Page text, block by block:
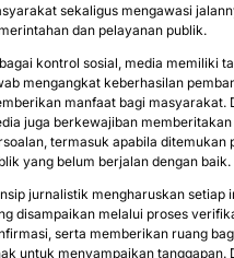
sekaligus mengawasi
dan pelayanan publik.
kontrol sosial, media memiliki
mengangkat keberhasilan
manfaat bagi masyarakat.
juga berkewajiban
termasuk apabila ditemukan
yang belum berjalan dengan baik.
jurnalistik mengharuskan setiap
disampaikan melalui proses
serta memberikan ruang
untuk menyampaikan tanggapan.